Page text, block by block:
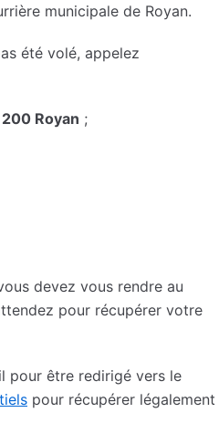
municipale de Royan.
été volé, appelez
200 Royan ;
devez vous rendre au
pour récupérer votre
pour être redirigé vers le
pour récupérer légalement